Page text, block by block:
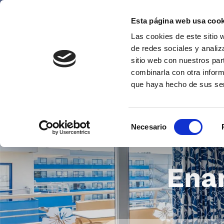
Esta página web usa
Las cookies de este sitio
de redes sociales y
sitio web con nuestros
combinarla con otra
que haya hecho de sus
Necesario